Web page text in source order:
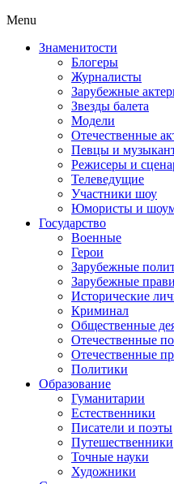
Menu
Знаменитости
Блогеры
Журналисты
Зарубежные
Звезды балета
Модели
Отечественные
Певцы и
Режисеры и
Телеведущие
Участники шоу
Юмористы и
Государство
Военные
Герои
Зарубежные
Зарубежные
Исторические
Криминал
Общественные
Отечественные
Отечественные
Политики
Образование
Гуманитарии
Естественники
Писатели и поэты
Путешественники
Точные науки
Художники